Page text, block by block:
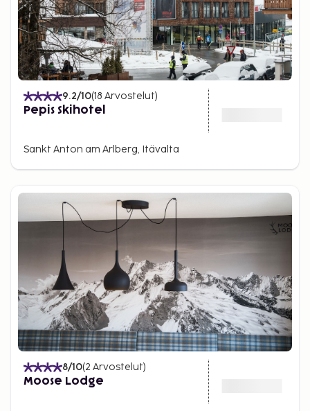
9.2/10(18 Arvostelut)
Pepis Skihotel
Sankt Anton am Arlberg, Itävalta
8/10(2 Arvostelut)
Moose Lodge